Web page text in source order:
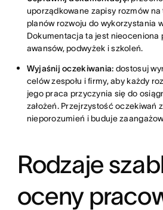
uporządkowane zapisy rozmów na
planów rozwoju do wykorzystania
Dokumentacja ta jest nieoceniona
awansów, podwyżek i szkoleń.
Wyjaśnij oczekiwania: dostosuj
celów zespołu i firmy, aby każdy
jego praca przyczynia się do
założeń. Przejrzystość oczekiwań
nieporozumień i buduje
Rodzaje
oceny